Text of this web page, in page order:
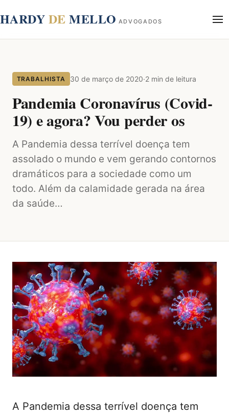
HARDY DE MELLO ADVOGADOS
Áreas de Atuação
Contato
TRABALHISTA 30 de março de 2020·2 min de leitura
Pandemia Coronavírus (Covid-
19) e agora? Vou perder os
A Pandemia dessa terrível doença tem
assolado o mundo e vem gerando contornos
dramáticos para a sociedade como um
todo. Além da calamidade gerada na área
da saúde…
A Pandemia dessa terrível doença tem